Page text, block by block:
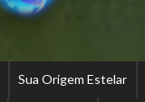
Sua Origem Estelar